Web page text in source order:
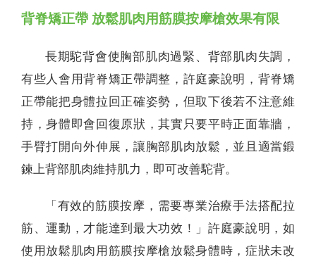
背脊矯正帶 放鬆肌肉用筋膜按摩槍效果有限
長期駝背會使胸部肌肉過緊、背部肌肉失調，
有些人會用背脊矯正帶調整，許庭豪說明，背脊矯
正帶能把身體拉回正確姿勢，但取下後若不注意維
持，身體即會回復原狀，其實只要平時正面靠牆，
手臂打開向外伸展，讓胸部肌肉放鬆，並且適當鍛
鍊上背部肌肉維持肌力，即可改善駝背。
「有效的筋膜按摩，需要專業治療手法搭配拉
筋、運動，才能達到最大功效！」許庭豪說明，如
使用放鬆肌肉用筋膜按摩槍放鬆身體時，症狀未改